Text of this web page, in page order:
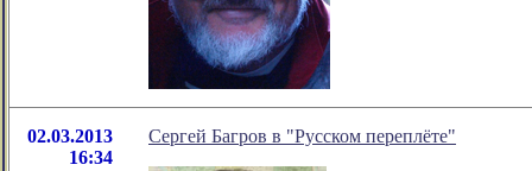
02.03.2013
16:34
Сергей Багров в "Русском переплёте"